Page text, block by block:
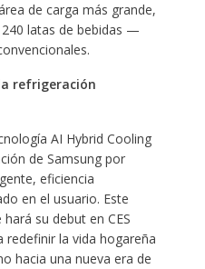
de carga más grande,
latas de bebidas —
refrigeración
AI Hybrid Cooling
de Samsung por
eficiencia
en el usuario. Este
su debut en CES
redefinir la vida hogareña
hacia una nueva era de